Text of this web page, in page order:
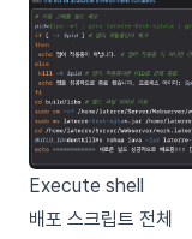
Execute shell
배포 스크립트 전체